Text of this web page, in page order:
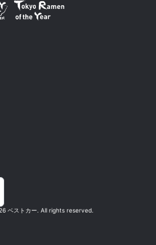
ベストカー. All rights reserved.